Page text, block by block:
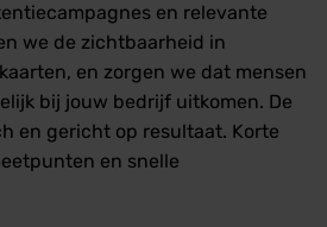
en relevante
we de zichtbaarheid in
en zorgen we dat mensen
bij jouw bedrijf uitkomen. De
en gericht op resultaat. Korte
en snelle